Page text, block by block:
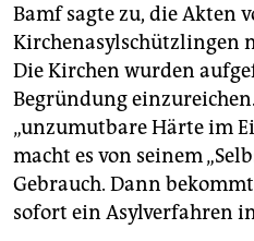
Bamf sagte zu, die Akten
Kirchenasylschützlingen
Die Kirchen wurden
Begründung
„unzumutbare Härte im
macht es von seinem
Gebrauch. Dann
sofort ein Asylverfahren